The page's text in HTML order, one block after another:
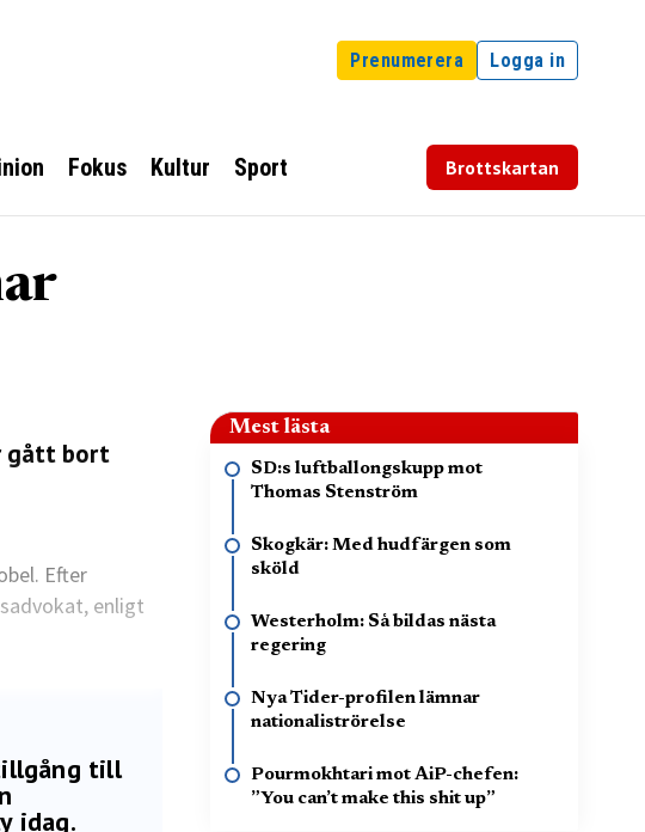
Prenumerera Logga in
Fokus Kultur Sport Brottskartan
gått bort
Efter
enligt
till
idag.
Mest lästa
SD:s luftballongskupp mot
Thomas Stenström
Skogkär: Med hudfärgen som
sköld
Westerholm: Så bildas nästa
regering
Nya Tider-profilen lämnar
nationaliströrelse
Pourmokhtari mot AiP-chefen:
”You can’t make this shit up”